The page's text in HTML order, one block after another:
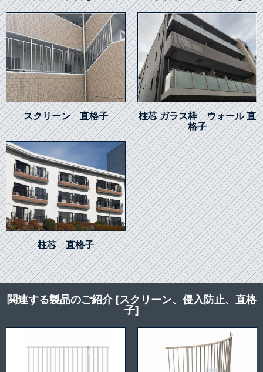
スクリーン 直格子
柱芯 ガラス枠 ウォール 直
格子
柱芯 直格子
関連する製品のご紹介 [スクリーン、侵入防止、直格
子]